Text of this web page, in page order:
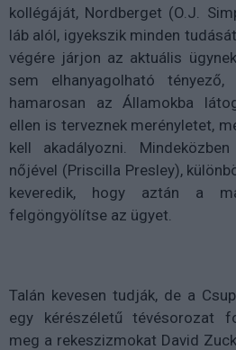
kollégáját, Nordberget (O.J.
láb alól, igyekszik minden
végére járjon az aktuális
sem elhanyagolható
hamarosan az Államokba
ellen is terveznek merényletet,
kell akadályozni.
nőjével (Priscilla Presley),
keveredik, hogy aztán a
felgöngyölítse az ügyet.
Talán kevesen tudják, de a
egy kérészéletű tévésorozat
meg a rekeszizmokat David